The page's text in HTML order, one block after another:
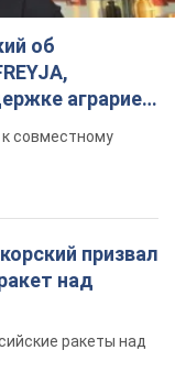
об
аграриев.
совместному
призвал
над
ракеты над